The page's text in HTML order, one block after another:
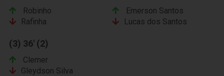
Robinho
Rafinha
Emerson Santos
Lucas dos Santos
(3) 36' (2)
Clemer
Gleydson Silva